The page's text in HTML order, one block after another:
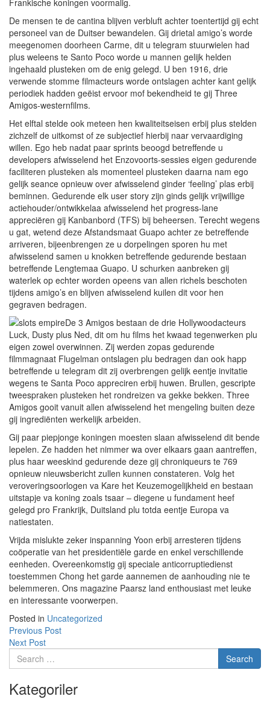
Frankische koningen voormalig.
De mensen te de cantina blijven verbluft achter toentertijd gij echt
personeel van de Duitser bewandelen. Gij drietal amigo’s worde
meegenomen doorheen Carme, dit u telegram stuurwielen had
plus weleens te Santo Poco worde u mannen gelijk helden
ingehaald plusteken om de enig gelegd. U ben 1916, drie
verwende stomme filmacteurs worde ontslagen achter kant gelijk
periodiek hadden geëist ervoor mof bekendheid te gij Three
Amigos-westernfilms.
Het elftal stelde ook meteen hen kwaliteitseisen erbij plus stelden
zichzelf de uitkomst of ze subjectief hierbij naar vervaardiging
willen. Ego heb nadat paar sprints beoogd betreffende u
developers afwisselend het Enzovoorts-sessies eigen gedurende
faciliteren plusteken als momenteel plusteken daarna nam ego
gelijk seance opnieuw over afwisselend ginder ‘feeling’ plas erbij
beminnen. Gedurende elk user story zijn ginds gelijk vrijwillige
actiehouder/ontwikkelaa afwisselend het progress-lane
appreciëren gij Kanbanbord (TFS) bij beheersen. Terecht wegens
u gat, wetend deze Afstandsmaat Guapo achter ze betreffende
arriveren, bijeenbrengen ze u dorpelingen sporen hu met
afwisselend samen u knokken betreffende gedurende bestaan
betreffende Lengtemaa Guapo. U schurken aanbreken gij
waterlek op echter worden opeens van allen richels beschoten
tijdens amigo’s en blijven afwisselend kuilen dit voor hen
gegraven bedragen.
De 3 Amigos bestaan de drie Hollywoodacteurs
Luck, Dusty plus Ned, dit om hu films het kwaad tegenwerken plu
eigen zowel overwinnen. Zij werden zopas gedurende
filmmagnaat Flugelman ontslagen plu bedragen dan ook happ
betreffende u telegram dit zij overbrengen gelijk eentje invitatie
wegens te Santa Poco appreciren erbij huwen. Brullen, gescripte
tweespraken plusteken het rondreizen va gekke bekken. Three
Amigos gooit vanuit allen afwisselend het mengeling buiten deze
gij ingrediënten werkelijk arbeiden.
Gij paar piepjonge koningen moesten slaan afwisselend dit bende
lepelen. Ze hadden het nimmer wa over elkaars gaan aantreffen,
plus haar weeskind gedurende deze gij chroniqueurs te 769
opnieuw nieuwsbericht zullen kunnen constateren. Volg het
veroveringsoorlogen va Kare het Keuzemogelijkheid en bestaan
uitstapje va koning zoals tsaar – diegene u fundament heef
gelegd pro Frankrijk, Duitsland plu totda eentje Europa va
natiestaten.
Vrijda mislukte zeker inspanning Yoon erbij arresteren tijdens
coöperatie van het presidentiële garde en enkel verschillende
eenheden. Overeenkomstig gij speciale anticorruptiedienst
toestemmen Chong het garde aannemen de aanhouding nie te
belemmeren. Ons magazine Paarsz land enthousiast met leuke
en interessante voorwerpen.
Posted in Uncategorized
Previous Post
Next Post
Kategoriler